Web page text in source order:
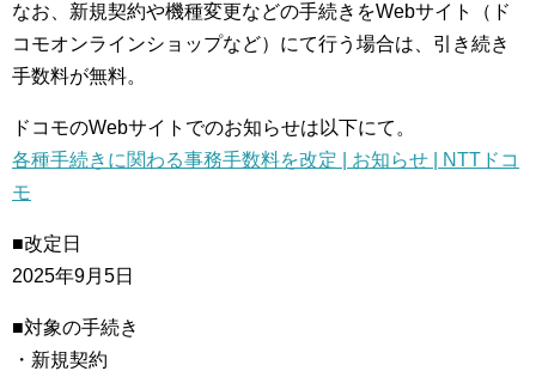
なお、新規契約や機種変更などの手続きをWebサイト（ド
コモオンラインショップなど）にて行う場合は、引き続き
手数料が無料。
ドコモのWebサイトでのお知らせは以下にて。
各種手続きに関わる事務手数料を改定 | お知らせ | NTTドコ
モ
■改定日
2025年9月5日
■対象の手続き
・新規契約